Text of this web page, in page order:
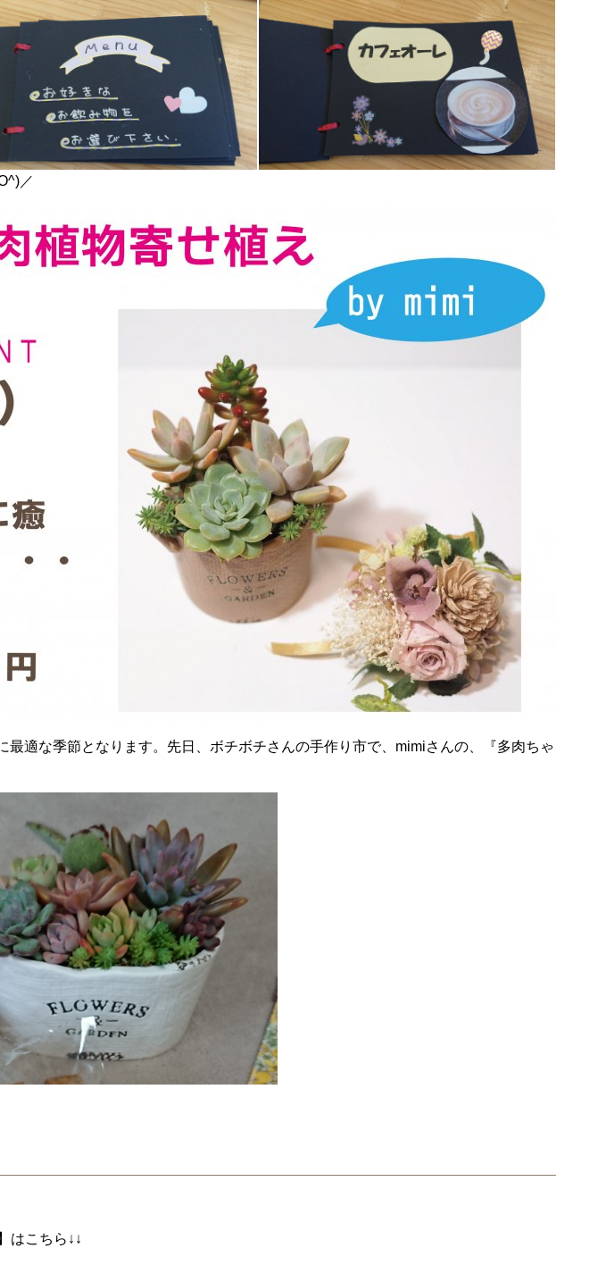
／
適な季節となります。先日、ボチボチさんの手作り市で、mimiさんの、『多肉ちゃ
はこちら↓↓